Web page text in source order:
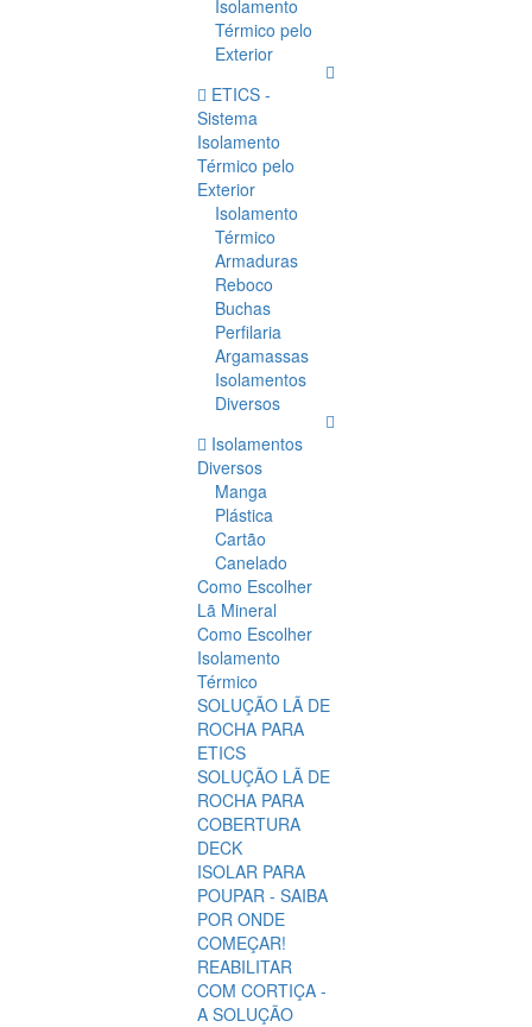
Isolamento
Térmico pelo
Exterior
ETICS -
Sistema
Isolamento
Térmico pelo
Exterior
Isolamento
Térmico
Armaduras
Reboco
Buchas
Perfilaria
Argamassas
Isolamentos
Diversos
Isolamentos
Diversos
Manga
Plástica
Cartão
Canelado
Como Escolher
Lã Mineral
Como Escolher
Isolamento
Térmico
SOLUÇÃO LÃ DE
ROCHA PARA
ETICS
SOLUÇÃO LÃ DE
ROCHA PARA
COBERTURA
DECK
ISOLAR PARA
POUPAR - SAIBA
POR ONDE
COMEÇAR!
REABILITAR
COM CORTIÇA -
A SOLUÇÃO